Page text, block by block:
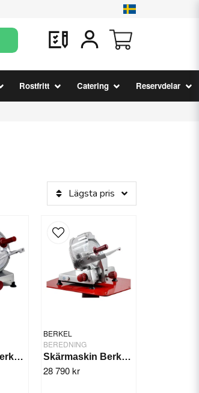
Rostfritt Catering Reservdelar
Lägsta pris
Skärmaskin Berkel 300GME
BERKEL
BEREDNING
Skärmaskin Berkel 300GM
28 790 kr